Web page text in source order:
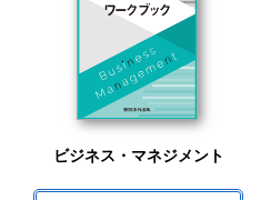
ビジネス・マネジメント